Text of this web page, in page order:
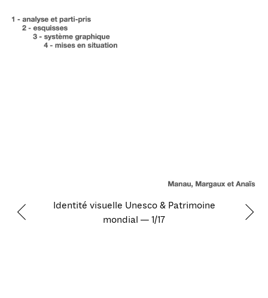
Identité visuelle Unesco & Patrimoine
mondial — 1/17